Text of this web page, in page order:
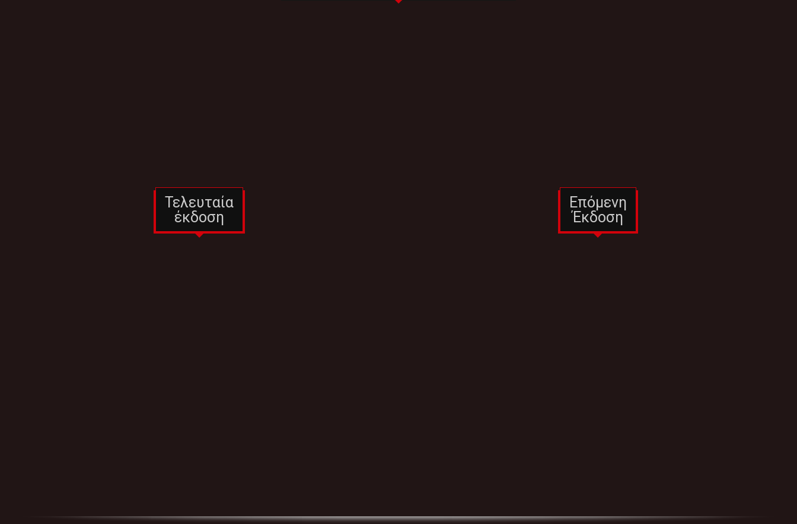
Τελευταία
έκδοση
Επόμενη
Έκδοση